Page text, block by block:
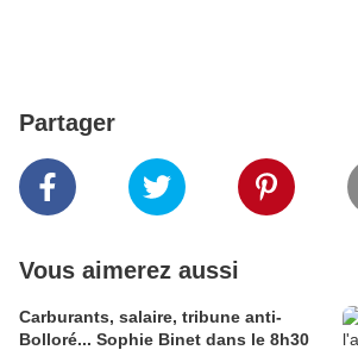
Partager
Vous aimerez aussi
Carburants, salaire, tribune anti-
Bolloré... Sophie Binet dans le 8h30